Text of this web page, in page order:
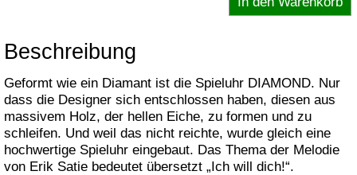
Beschreibung
Geformt wie ein Diamant ist die Spieluhr DIAMOND. Nur
dass die Designer sich entschlossen haben, diesen aus
massivem Holz, der hellen Eiche, zu formen und zu
schleifen. Und weil das nicht reichte, wurde gleich eine
hochwertige Spieluhr eingebaut. Das Thema der Melodie
von Erik Satie bedeutet übersetzt „Ich will dich!“.